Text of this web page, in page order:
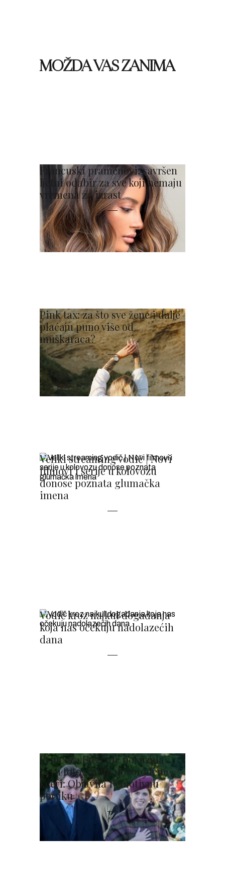
MOŽDA VAS ZANIMA
Francuski pramenovi: savršen
ljetni odabir za sve koji nemaju
vremena za izrast
Pink tax: za što sve žene i dalje
plaćaju puno više od
muškaraca?
Veliki streaming vodič | Novi
filmovi i serije u kolovozu
donose poznata glumačka
imena
Vodič kroz najkul događanja
koja nas očekuju nadolazećih
dana
Princeza Eugenie pokazala
prvu fotografiju novorođene
kćeri: Objavila i emotivnu
poruku